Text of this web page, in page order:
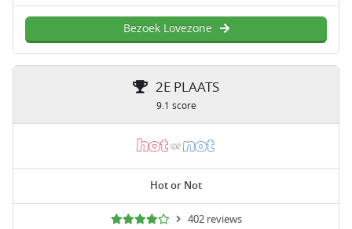
Bezoek Lovezone
2E PLAATS
9.1 score
Hot or Not
402 reviews